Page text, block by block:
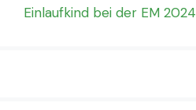
Einlaufkind bei der EM 2024